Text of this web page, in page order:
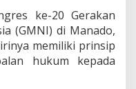
ke-20 Gerakan
(GMNI) di Manado,
memiliki prinsip
hukum kepada